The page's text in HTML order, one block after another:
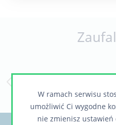
W ramach serwisu
umożliwić Ci wygodne
nie zmienisz ustawień